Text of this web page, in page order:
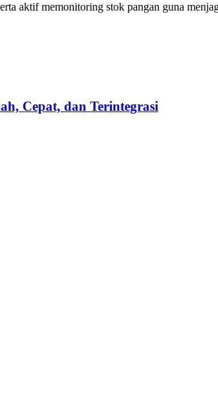
aktif memonitoring stok pangan guna
Cepat, dan Terintegrasi